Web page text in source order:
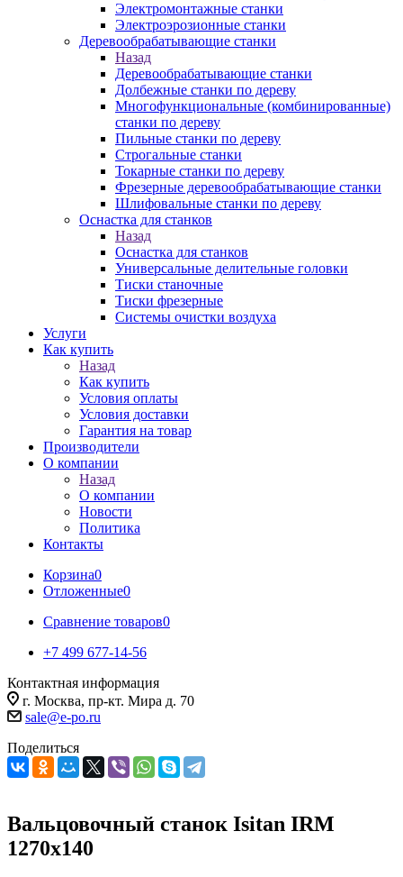
Электромонтажные станки
Электроэрозионные станки
Деревообрабатывающие станки
Назад
Деревообрабатывающие станки
Долбежные станки по дереву
Многофункциональные (комбинированные)
станки по дереву
Пильные станки по дереву
Строгальные станки
Токарные станки по дереву
Фрезерные деревообрабатывающие станки
Шлифовальные станки по дереву
Оснастка для станков
Назад
Оснастка для станков
Универсальные делительные головки
Тиски станочные
Тиски фрезерные
Системы очистки воздуха
Услуги
Как купить
Назад
Как купить
Условия оплаты
Условия доставки
Гарантия на товар
Производители
О компании
Назад
О компании
Новости
Политика
Контакты
Корзина0
Отложенные0
Сравнение товаров0
+7 499 677-14-56
Контактная информация
г. Москва, пр-кт. Мира д. 70
sale@e-po.ru
Поделиться
Вальцовочный станок Isitan IRM
1270х140